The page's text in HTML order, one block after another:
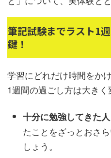
筆記試験までラスト1
鍵！
学習にどれだけ時間をか
1週間の過ごし方は大きく
十分に勉強してきた人
たことをざっとおさ
しょう。